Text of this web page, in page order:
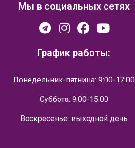
Мы в социальных сетях
График работы:
Понедельник-пятница: 9:00-17:00
Суббота: 9:00-15:00
Воскресенье: выходной день